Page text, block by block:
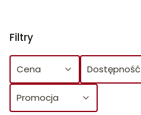
Filtry
Cena Dostępność
Promocja